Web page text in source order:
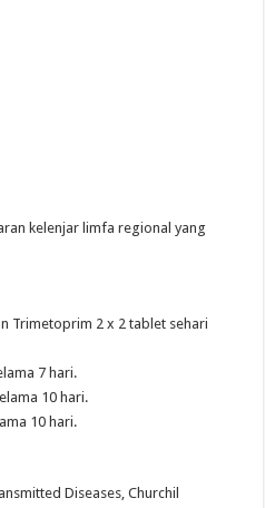
kelenjar limfa regional yang
Trimetoprim 2 x 2 tablet sehari
7 hari.
10 hari.
10 hari.
Diseases, Churchil